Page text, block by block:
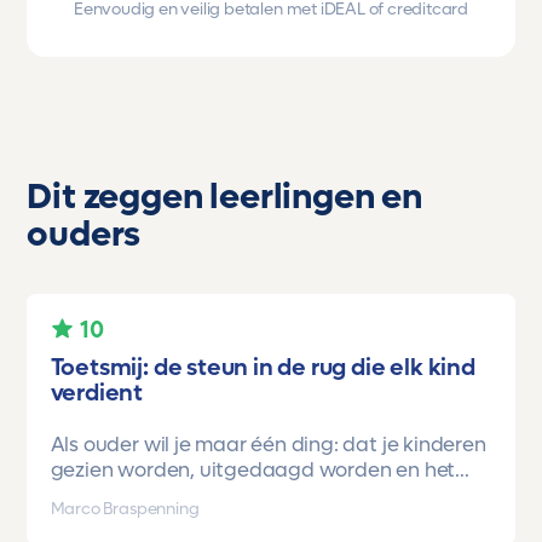
Eenvoudig en veilig betalen met iDEAL of creditcard
Dit zeggen leerlingen en
ouders
10
Toetsmij: de steun in de rug die elk kind
verdient
Als ouder wil je maar één ding: dat je kinderen
gezien worden, uitgedaagd worden en het
vertrouwen krijgen dat ze méér kunnen dan ze
zelf soms denken. Voor ons is Toetsmij daarin
Marco Braspenning